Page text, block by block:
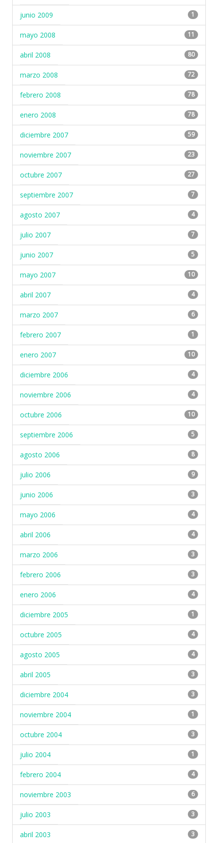
junio 2009 1
mayo 2008 11
abril 2008 80
marzo 2008 72
febrero 2008 78
enero 2008 78
diciembre 2007 59
noviembre 2007 23
octubre 2007 27
septiembre 2007 7
agosto 2007 4
julio 2007 7
junio 2007 5
mayo 2007 10
abril 2007 4
marzo 2007 6
febrero 2007 1
enero 2007 10
diciembre 2006 4
noviembre 2006 4
octubre 2006 10
septiembre 2006 5
agosto 2006 8
julio 2006 9
junio 2006 3
mayo 2006 4
abril 2006 4
marzo 2006 3
febrero 2006 3
enero 2006 4
diciembre 2005 1
octubre 2005 4
agosto 2005 4
abril 2005 3
diciembre 2004 3
noviembre 2004 1
octubre 2004 3
julio 2004 1
febrero 2004 4
noviembre 2003 6
julio 2003 3
abril 2003 3